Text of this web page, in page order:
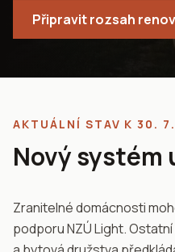
Připravit rozsah
AKTUÁLNÍ STAV K 30.
Nový systém
Zranitelné domácnosti
podporu NZÚ Light.